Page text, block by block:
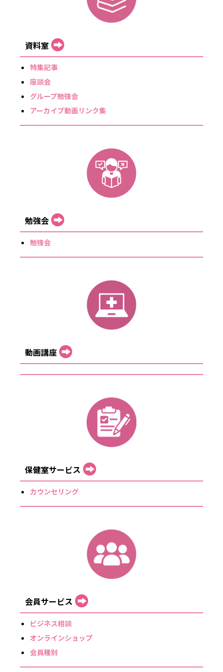
資料室
特集記事
座談会
グループ勉強会
アーカイブ動画リンク集
勉強会
勉強会
動画講座
保健室サービス
カウンセリング
会員サービス
ビジネス相談
オンラインショップ
会員種別